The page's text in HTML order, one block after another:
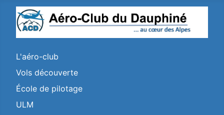
L'aéro-club
Vols découverte
École de pilotage
ULM